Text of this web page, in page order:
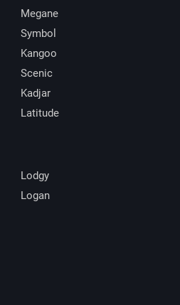
Megane
Symbol
Kangoo
Scenic
Kadjar
Latitude
Lodgy
Logan